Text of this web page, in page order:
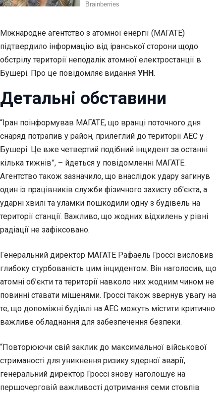
Міжнародне агентство з атомної енергії (МАГАТЕ)
підтвердило інформацію від іранської сторони щодо
обстрілу території неподалік атомної електростанції в
Бушері. Про це повідомляє видання УНН.
Детальні обставини
“Іран поінформував МАГАТЕ, що вранці поточного дня
снаряд потрапив у район, прилеглий до території АЕС у
Бушері. Це вже четвертий подібний інцидент за останні
кілька тижнів”, – йдеться у повідомленні МАГАТЕ.
Агентство також зазначило, що внаслідок удару загинув
один із працівників служби фізичного захисту об’єкта, а
ударні хвилі та уламки пошкодили одну з будівель на
території станції. Важливо, що жодних відхилень у рівні
радіації не зафіксовано.
Генеральний директор МАГАТЕ Рафаель Гроссі висловив
глибоку стурбованість цим інцидентом. Він наголосив, що
атомні об’єкти та території навколо них жодним чином не
повинні ставати мішенями. Гроссі також звернув увагу на
те, що допоміжні будівлі на АЕС можуть містити критично
важливе обладнання для забезпечення безпеки.
“Повторюючи свій заклик до максимальної військової
стриманості для уникнення ризику ядерної аварії,
генеральний директор Гроссі знову наголошує на
першочерговій важливості дотримання семи стовпів